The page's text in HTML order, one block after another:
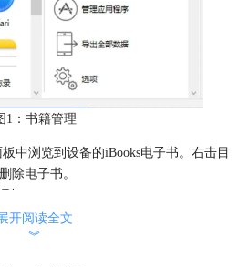
1：书籍管理
中浏览到设备的iBooks电子书。右击目
除电子书。
PC”。
开阅读全文
︾